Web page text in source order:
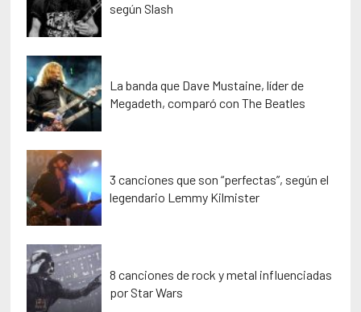
según Slash
La banda que Dave Mustaine, líder de
Megadeth, comparó con The Beatles
3 canciones que son “perfectas”, según el
legendario Lemmy Kilmister
8 canciones de rock y metal influenciadas
por Star Wars